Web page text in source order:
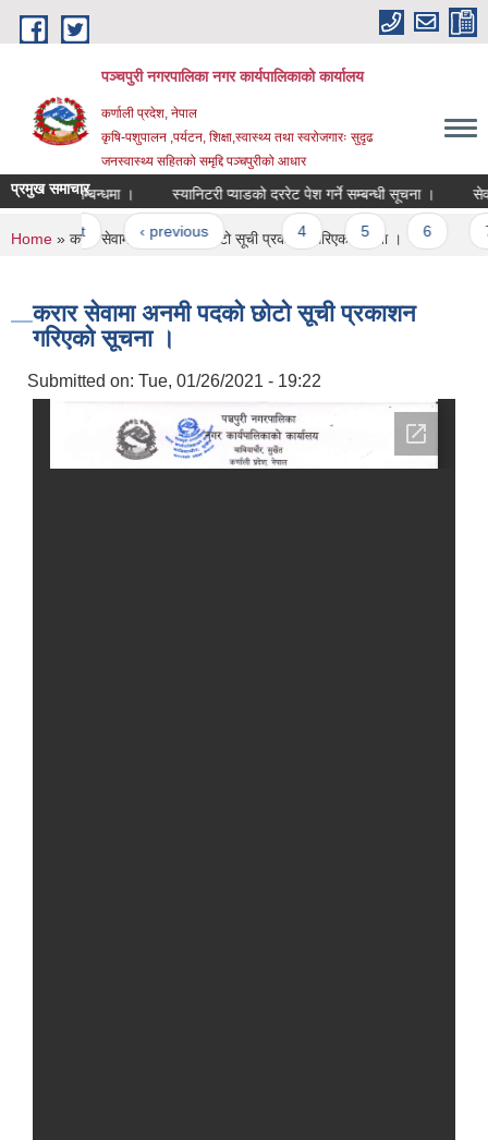
Skip to main content
पञ्चपुरी नगरपालिका नगर कार्यपालिकाको कार्यालय
कर्णाली प्रदेश, नेपाल
कृषि-पशुपालन ,पर्यटन, शिक्षा,स्वास्थ्य तथा स्वरोजगारः सुदृढ
जनस्वास्थ्य सहितको समृद्दि पञ्चपुरीको आधार
प्रमुख समाचार
पेश सम्बन्धमा । स्यानिटरी प्याडको दररेट पेश गर्ने सम्बन्धी सूचना । सेवा
« first ‹ previous … 4 5 6
You are here
Home » करार सेवामा अनमी पदको छोटो सूची प्रकाशन गरिएको सूचना ।
करार सेवामा अनमी पदको छोटो सूची प्रकाशन
गरिएको सूचना ।
Submitted on: Tue, 01/26/2021 - 19:22